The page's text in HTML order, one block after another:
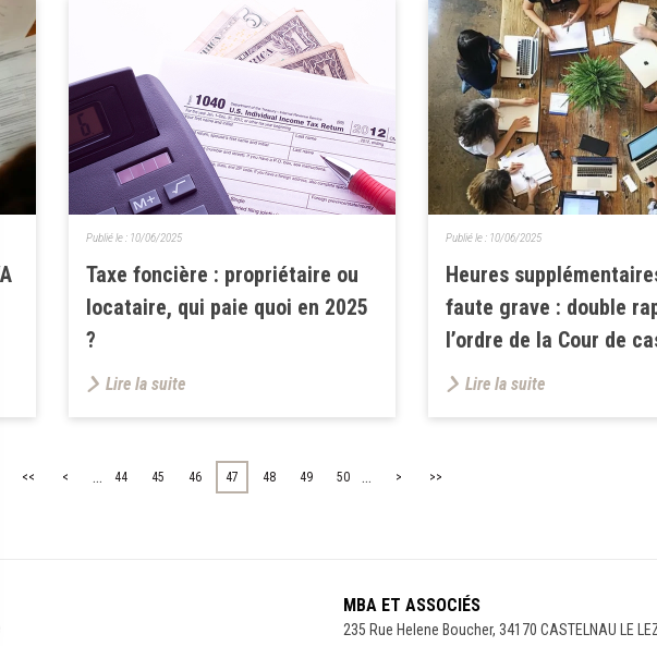
Taxe foncière : propriétaire ou
locataire, qui paie quoi en 2025
?
Publié le : 10/06/2025
Lire la suite
Heures
faute grave : double
l’ordre de la Cour de
Publié le : 10/06/2025
Lire la suite
<< < ... 44 45 46 47 48 49 50 ... > >>
MBA ET ASSOCIÉS
235 Rue Helene Boucher, 34170 CASTELNAU LE